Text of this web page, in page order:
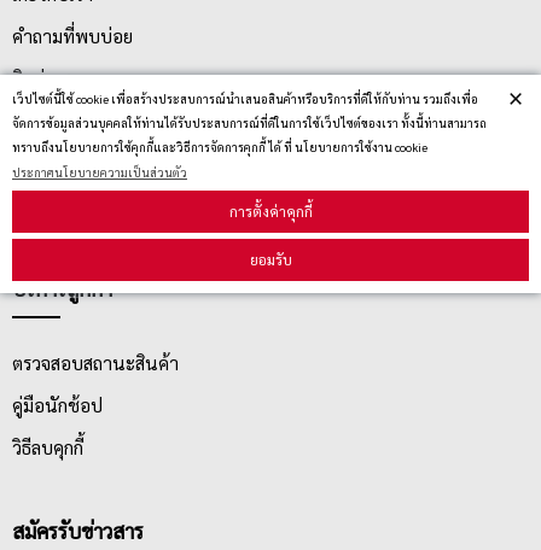
เว็ปไซต์นี้ใช้ cookie เพื่อสร้างประสบการณ์นำเสนอสินค้าหรือบริการที่ดีให้กับท่าน รวมถึงเพื่อ
จัดการข้อมูลส่วนบุคคลให้ท่านได้รับประสบการณ์ที่ดีในการใช้เว็ปไซต์ของเรา ทั้งนี้ท่านสามารถ
ทราบถึงนโยบายการใช้คุกกี้และวิธีการจัดการคุกกี้ ได้ ที่ นโยบายการใช้งาน cookie
ประกาศนโยบายความเป็นส่วนตัว
การตั้งค่าคุกกี้
ยอมรับ
×
คำถามที่พบบ่อย
ติดต่อเรา
ประกาศนโยบายความเป็นส่วนตัว
นโยบายการจัดส่ง
นโยบายการเปลี่ยน/คืน สินค้า
บริการลูกค้า
ตรวจสอบสถานะสินค้า
คู่มือนักช้อป
วิธีลบคุกกี้
สมัครรับข่าวสาร